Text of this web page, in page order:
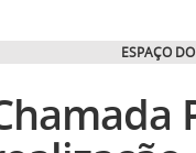
ESPAÇO